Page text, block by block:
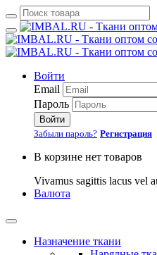
Войти
Email
Пароль
Войти
Забыли пароль? Регистрация
В корзине нет товаров
Vivamus sagittis lacus vel
Валюта
Назначение ткани